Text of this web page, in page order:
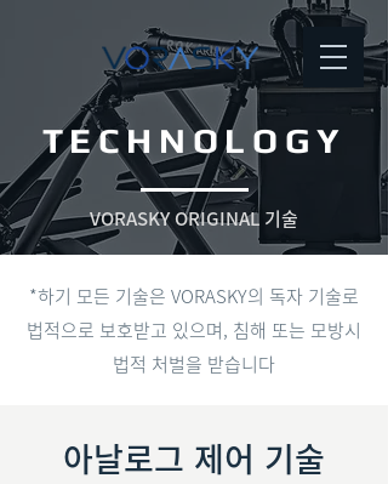
TECHNOLOGY
VORASKY ORIGINAL 기술
*하기 모든 기술은 VORASKY의 독자 기술로
법적으로 보호받고 있으며, 침해 또는 모방시
법적 처벌을 받습니다
아날로그 제어 기술